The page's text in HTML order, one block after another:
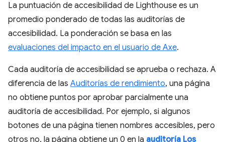
La puntuación de accesibilidad de Lighthouse es un
promedio ponderado de todas las auditorías de
accesibilidad. La ponderación se basa en las
evaluaciones del impacto en el usuario de Axe.
Cada auditoría de accesibilidad se aprueba o rechaza. A
diferencia de las Auditorías de rendimiento, una página
no obtiene puntos por aprobar parcialmente una
auditoría de accesibilidad. Por ejemplo, si algunos
botones de una página tienen nombres accesibles, pero
otros no, la página obtiene un 0 en la auditoría Los